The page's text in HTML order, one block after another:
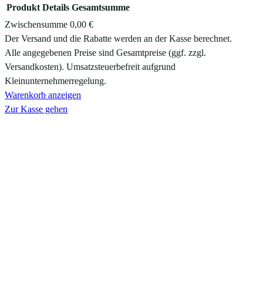
Produkte
im
Warenkorb
Produkt Details Gesamtsumme
Zwischensumme 0,00 €
Der Versand und die Rabatte werden an der Kasse berechnet.
Alle angegebenen Preise sind Gesamtpreise (ggf. zzgl.
Versandkosten). Umsatzsteuerbefreit aufgrund
Kleinunternehmerregelung.
Warenkorb anzeigen
Zur Kasse gehen